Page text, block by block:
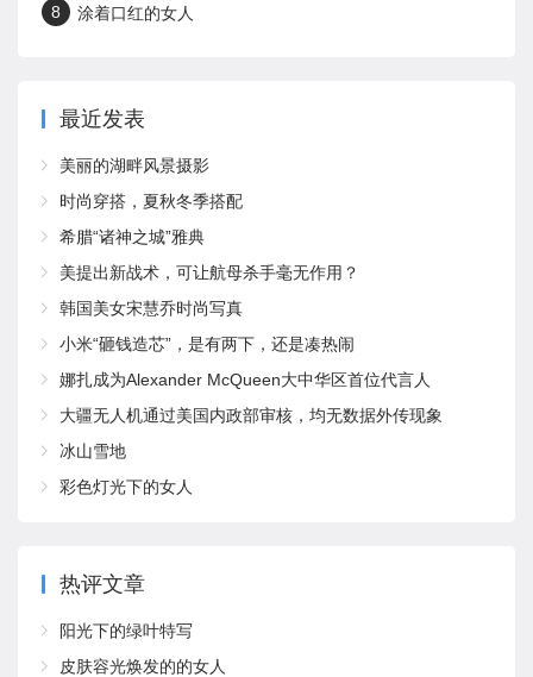
8 涂着口红的女人
最近发表
美丽的湖畔风景摄影
时尚穿搭，夏秋冬季搭配
希腊“诸神之城”雅典
美提出新战术，可让航母杀手毫无作用？
韩国美女宋慧乔时尚写真
小米“砸钱造芯”，是有两下，还是凑热闹
娜扎成为Alexander McQueen大中华区首位代言人
大疆无人机通过美国内政部审核，均无数据外传现象
冰山雪地
彩色灯光下的女人
热评文章
阳光下的绿叶特写
皮肤容光焕发的的女人